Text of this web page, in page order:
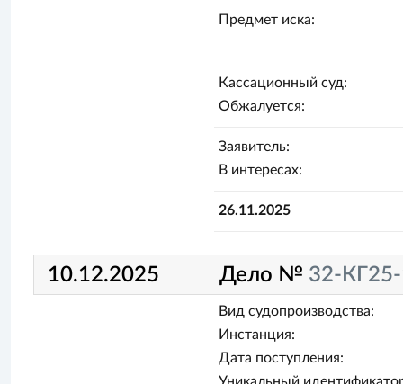
Предмет иска:
Кассационный суд:
Обжалуется:
Заявитель:
В интересах:
26.11.2025
10.12.2025 Дело № 32-
Вид судопроизводства:
Инстанция:
Дата поступления: